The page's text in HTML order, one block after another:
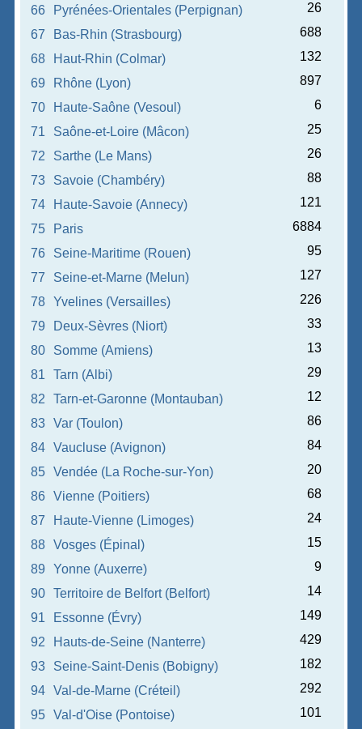
66
Pyrénées-Orientales (Perpignan)
26
67
Bas-Rhin (Strasbourg)
688
68
Haut-Rhin (Colmar)
132
69
Rhône (Lyon)
897
70
Haute-Saône (Vesoul)
6
71
Saône-et-Loire (Mâcon)
25
72
Sarthe (Le Mans)
26
73
Savoie (Chambéry)
88
74
Haute-Savoie (Annecy)
121
75
Paris
6884
76
Seine-Maritime (Rouen)
95
77
Seine-et-Marne (Melun)
127
78
Yvelines (Versailles)
226
79
Deux-Sèvres (Niort)
33
80
Somme (Amiens)
13
81
Tarn (Albi)
29
82
Tarn-et-Garonne (Montauban)
12
83
Var (Toulon)
86
84
Vaucluse (Avignon)
84
85
Vendée (La Roche-sur-Yon)
20
86
Vienne (Poitiers)
68
87
Haute-Vienne (Limoges)
24
88
Vosges (Épinal)
15
89
Yonne (Auxerre)
9
90
Territoire de Belfort (Belfort)
14
91
Essonne (Évry)
149
92
Hauts-de-Seine (Nanterre)
429
93
Seine-Saint-Denis (Bobigny)
182
94
Val-de-Marne (Créteil)
292
95
Val-d'Oise (Pontoise)
101